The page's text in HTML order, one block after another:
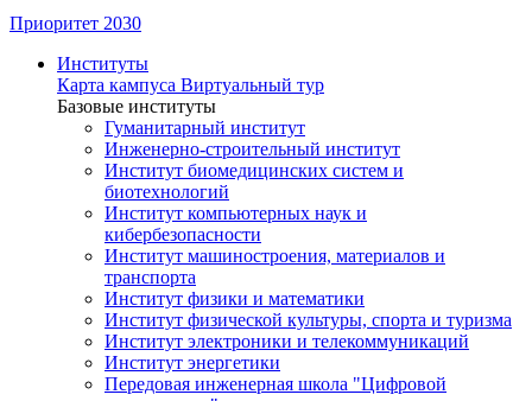
Приоритет 2030
Институты
Карта кампуса Виртуальный тур
Базовые институты
Гуманитарный институт
Инженерно-строительный институт
Институт биомедицинских систем и
биотехнологий
Институт компьютерных наук и
кибербезопасности
Институт машиностроения, материалов и
транспорта
Институт физики и математики
Институт физической культуры, спорта и туризма
Институт электроники и телекоммуникаций
Институт энергетики
Передовая инженерная школа "Цифровой